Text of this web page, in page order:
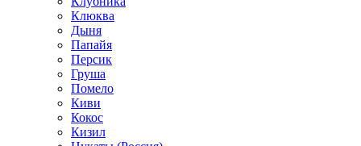
Клюква
Дыня
Папайя
Персик
Груша
Помело
Киви
Кокос
Кизил